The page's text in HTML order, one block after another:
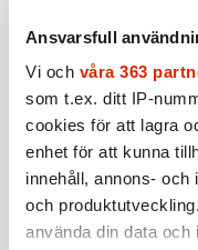
Ansvarsfull
Vi och våra 363
som t.ex. ditt IP-
cookies för att lagra
enhet för att kunna
innehåll, annons-
och
använda din data och